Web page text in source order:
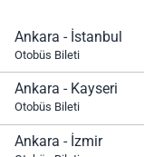
Ankara - İstanbul
Otobüs Bileti
Ankara - Kayseri
Otobüs Bileti
Ankara - İzmir